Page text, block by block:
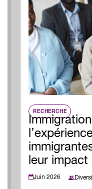
RECHERCHE
leur impact
Juin 2026